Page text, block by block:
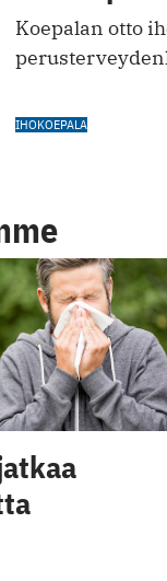
Koepalan otto
IHOKOEPALA